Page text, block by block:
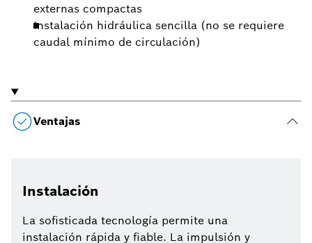
externas compactas
Instalación hidráulica sencilla (no se requiere
caudal mínimo de circulación)
Ventajas
Instalación
La sofisticada tecnología permite una
instalación rápida y fiable. La impulsión y